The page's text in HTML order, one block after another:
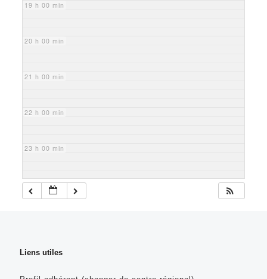
19 h 00 min
20 h 00 min
21 h 00 min
22 h 00 min
23 h 00 min
Liens utiles